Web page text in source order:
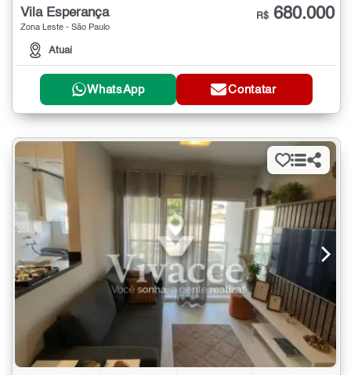
Vila Esperança
Zona Leste - São Paulo
Atuai
R$ 680.000
WhatsApp Contatar